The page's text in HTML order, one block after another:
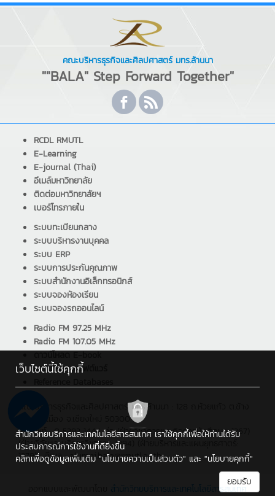
คณะบริหารธุรกิจและศิลปศาสตร์ มทร.ล้านนา
""BALA" Step Forward Together"
RCDL RMUTL
E-Learning
E-journal (Thai)
อีเมล์มหาวิทยาลัย
ติดต่อมหาวิทยาลัยฯ
เบอร์โทรภายใน
ระบบทะเบียนกลาง
ระบบบริหารงานบุคคล
ระบบ ERP
ระบบการประกันคุณภาพ
ระบบสำนักงานอิเล็กทรอนิกส์
ระบบจองห้องเรียน
ระบบจองรถออนไลน์
Radio FM 97.25 MHz
Radio FM 107.05 MHz
ดาวน์โหลด E-book
ดาวน์โหลด ซอฟต์แวร์
คณะบริหารธุรกิจและศิลปศาสตร์ มทร.ล้านนา : 128 ถ.ห้วยแก้ว ต.ช้าง
เผือก อ.เมือง จ.เชียงใหม่ 50300
โทรศัพท์ : 0 5392 1444 ต่อ (ฝ่ายวิชาการและกิจการนักศึกษา: 1267)
(ฝ่ายวิจัยและบริการวิชาการ: 1294) (ฝ่ายบริหารและแผนยุทธศาตร์:
1279) , อีเมล : alumni.bala@rmutl.ac.th
เว็บไซต์นี้ใช้คุกกี้
สำนักวิทยบริการและเทคโนโลยีสารสนเทศ เราใช้คุกกี้เพื่อให้ท่านได้รับ
ประสบการณ์การใช้งานที่ดียิ่งขึ้น
คลิกเพื่อดูข้อมูลเพิ่มเติม "นโยบายความเป็นส่วนตัว" และ "นโยบายคุกกี้"
ยอมรับ
สำนักวิทยบริการและเทคโนโลยีสารสนเทศ